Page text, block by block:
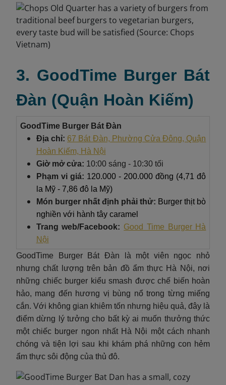
3. GoodTime Burger Bát
Đàn (Quận Hoàn Kiếm)
GoodTime Burger Bát Đàn
Địa chỉ: 67 Bát Đàn, Phường Cửa Đông, Quận
Hoàn Kiếm, Hà Nội
Giờ mở cửa: 10:00 sáng - 10:30 tối
Phạm vi giá: 120.000 - 200.000 đồng (4,71 đô
la Mỹ - 7,86 đô la Mỹ)
Món burger nhất định phải thử: Burger thịt bò
nghiền với hành tây caramel
Trang web/Facebook: Good Time Burger Hà
Nội
GoodTime Burger Bát Đàn là một viên ngọc nhỏ
nhưng chất lượng trên bản đồ ẩm thực Hà Nội, nơi
những chiếc burger kiểu smash được chế biến hoàn
hảo, mang đến hương vị bùng nổ trong từng miếng
cắn. Với không gian khiêm tốn nhưng hiệu quả, đây là
điểm dừng lý tưởng cho bất kỳ ai muốn thưởng thức
một chiếc burger ngon nhất Hà Nội một cách nhanh
chóng và tiện lợi sau khi khám phá những con hẻm
ẩm thực sôi động của thủ đô.